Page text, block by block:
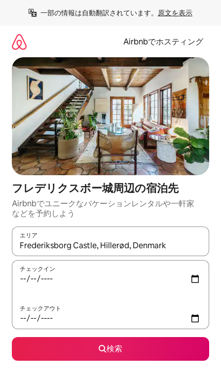
一部の情報は自動翻訳されています。 原文を表示
Airbnbでホスティング
フレデリクスボー城⁠周⁠辺⁠の宿⁠泊⁠先
Airbnbでユニークなバ⁠ケ⁠ー⁠シ⁠ョ⁠ンレ⁠ン⁠タ⁠ルや一⁠軒⁠家
な⁠ど⁠を予⁠約⁠し⁠よ⁠う
エリア
検索結果が表示されたら、上下の矢印キーを使って移動するか
チェックイン
チェックアウト
検索